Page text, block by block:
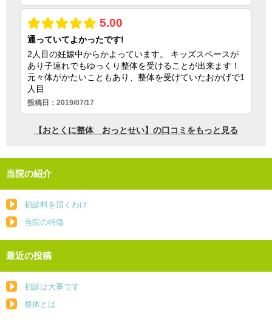
当院の紹介
初診料を頂くわけ
当院の特徴
最近の投稿
初診は大事です
整体とは